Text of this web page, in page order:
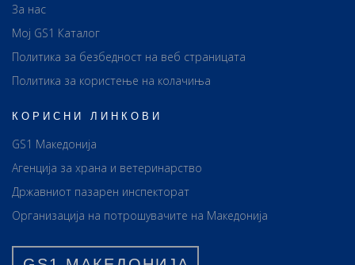
За нас
Мој GS1 Каталог
Политика за безбедност на веб страницата
Политика за користење на колачиња
КОРИСНИ ЛИНКОВИ
GS1 Македонија
Агенција за храна и ветеринарство
Државниот пазарен инспекторат
Организација на потрошувачите на Македонија